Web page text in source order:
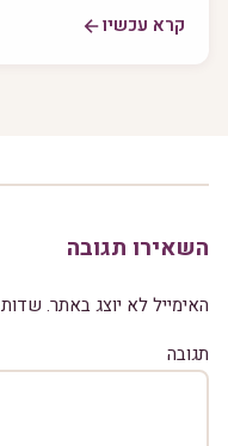
קרא עכשיו
השאירו תגובה
האימייל לא יוצג באתר.
תגובה